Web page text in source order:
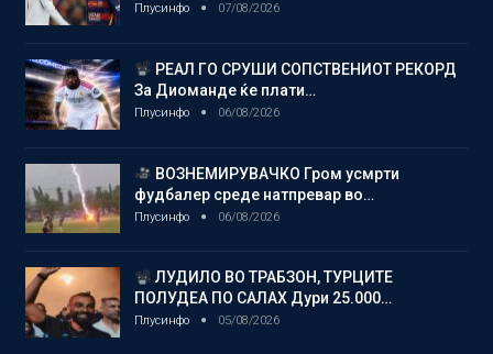
Плусинфо 07/08/2026
РЕАЛ ГО СРУШИ СОПСТВЕНИОТ РЕКОРД
За Диоманде ќе плати…
Плусинфо 06/08/2026
ВОЗНЕМИРУВАЧКО Гром усмрти
фудбалер среде натпревар во…
Плусинфо 06/08/2026
ЛУДИЛО ВО ТРАБЗОН, ТУРЦИТЕ
ПОЛУДЕА ПО САЛАХ Дури 25.000…
Плусинфо 05/08/2026